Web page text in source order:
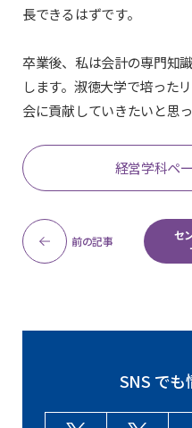
長できるはずです。
卒業後、私は会計の専門知
します。淑徳大学で培った
会に貢献していきたいと思っ
経営学科ペ
前の記事
セ
SNS でも